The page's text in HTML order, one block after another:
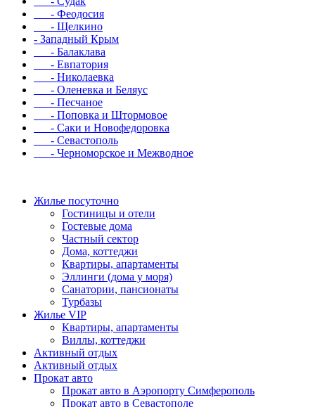
- Феодосия
- Щелкино
- Западный Крым
- Балаклава
- Евпатория
- Николаевка
- Оленевка и Беляус
- Песчаное
- Поповка и Штормовое
- Саки и Новофедоровка
- Севастополь
- Черноморское и Межводное
Жилье посуточно
Гостиницы и отели
Гостевые дома
Частный сектор
Дома, коттеджи
Квартиры, апартаменты
Эллинги (дома у моря)
Санатории, пансионаты
Турбазы
Жилье VIP
Квартиры, апартаменты
Виллы, коттеджи
Активный отдых
Активный отдых
Прокат авто
Прокат авто в Аэропорту Симферополь
Прокат авто в Севастополе